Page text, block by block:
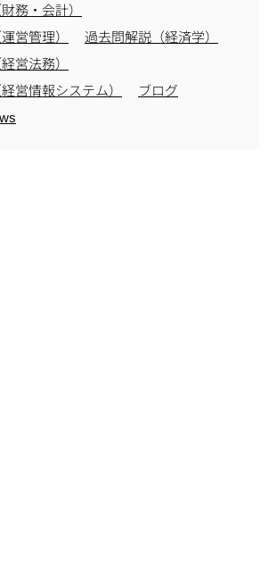
務・会計）
営管理）
過去問解説（経済学）
営法務）
営情報システム）
ブログ